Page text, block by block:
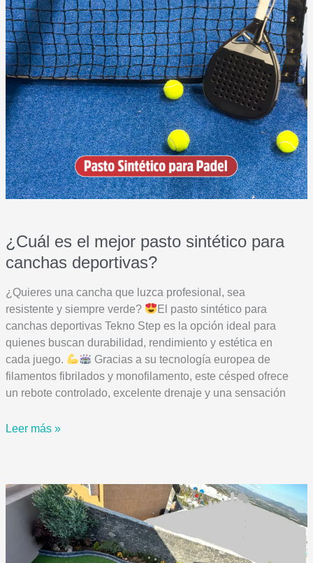
¿Cuál es el mejor pasto sintético para
canchas deportivas?
¿Quieres una cancha que luzca profesional, sea
resistente y siempre verde?
El pasto sintético para
canchas deportivas Tekno Step es la opción ideal para
quienes buscan durabilidad, rendimiento y estética en
cada juego.
Gracias a su tecnología europea de
filamentos fibrilados y monofilamento, este césped ofrece
un rebote controlado, excelente drenaje y una sensación
¿Cuál
pasto
sintético
canchas
Leer más »